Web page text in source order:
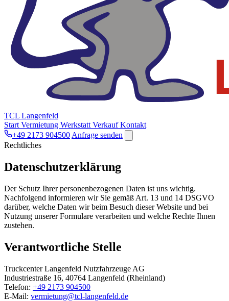
TCL Langenfeld
Start Vermietung Werkstatt VerkaufKontakt
+49 2173 904500 Anfrage senden
Rechtliches
Datenschutzerklärung
Der Schutz Ihrer personenbezogenen Daten ist uns wichtig.
Nachfolgend informieren wir Sie gemäß Art. 13 und 14 DSGVO
darüber, welche Daten wir beim Besuch dieser Website und bei
Nutzung unserer Formulare verarbeiten und welche Rechte Ihnen
zustehen.
Verantwortliche Stelle
Truckcenter Langenfeld Nutzfahrzeuge AG
Industriestraße 16, 40764 Langenfeld (Rheinland)
Telefon: +49 2173 904500
E-Mail: vermietung@tcl-langenfeld.de